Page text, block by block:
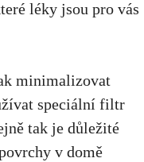
léky ⁢jsou pro vás
minimalizovat
speciální filtr
‌tak je důležité
v domě